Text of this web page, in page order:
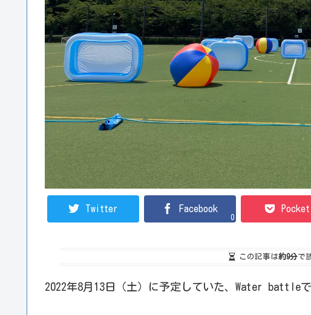
Twitter Facebook
0
Pocket
この記事は約9分で
2022年8月13日（土）に予定していた、Water battleで